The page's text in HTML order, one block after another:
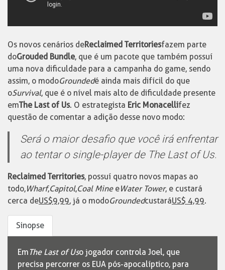
Os novos cenários deReclaimed Territoriesfazem parte
doGrouded Bundle, que é um pacote que também possuí
uma nova dificuldade para a campanha do game, sendo
assim, o modoGroundedé ainda mais difícil do que
oSurvival, que é o nível mais alto de dificuldade presente
emThe Last of Us. O estrategista Eric Monacellifez
questão de comentar a adição desse novo modo:
Será o maior desafio que você irá enfrentar
ao tentar o single-player de The Last of Us.
Reclaimed Territories, possuí quatro novos mapas ao
todo,Wharf,Capitol,Coal MineeWater Tower, e custará
cerca deUS$9,99, já o modoGroundedcustaráUS$ 4,99.
Sinopse
Em The Last of Uso jogador controla Joel, que
precisa percorrer os EUA pós-apocalíptico, para